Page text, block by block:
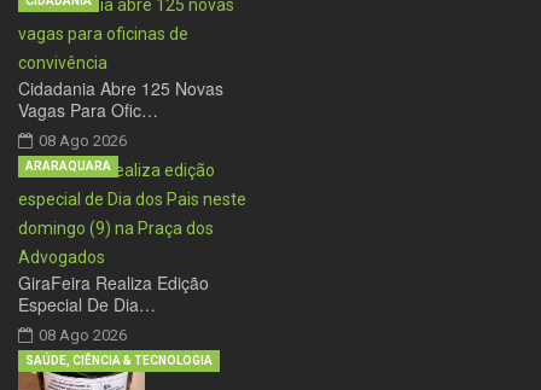
Cidadania Abre 125 Novas
Vagas Para Ofic…
08 Ago 2026
GiraFeira Realiza Edição
Especial De Dia…
08 Ago 2026
ARARAQUARA
SAÚDE, CIÊNCIA & TECNOLOGIA